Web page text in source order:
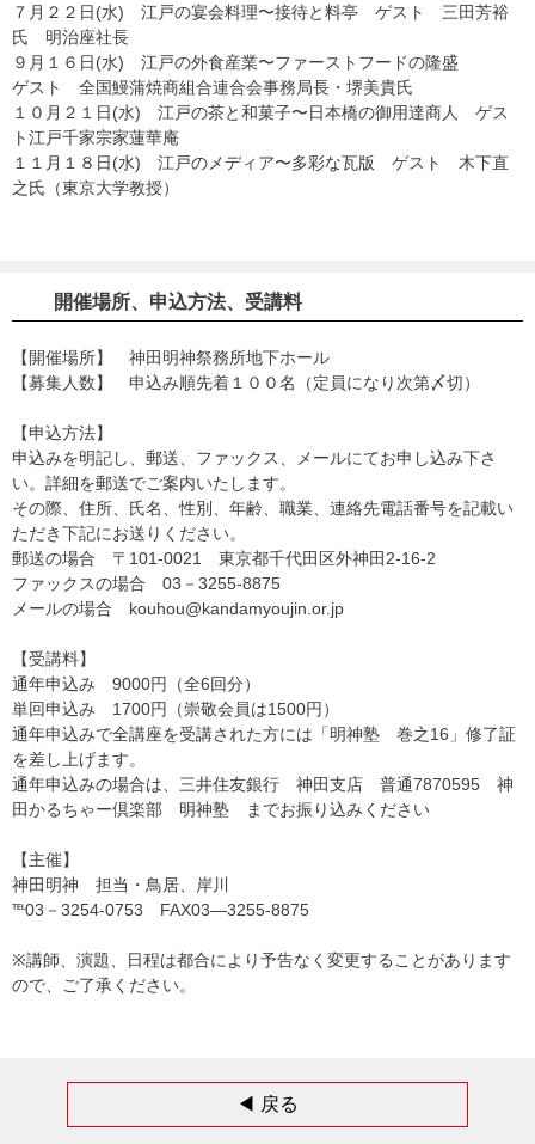
７月２２日(水) 江戸の宴会料理〜接待と料亭 ゲスト 三田芳裕
氏 明治座社長
９月１６日(水) 江戸の外食産業〜ファーストフードの隆盛
ゲスト 全国鰻蒲焼商組合連合会事務局長・堺美貴氏
１０月２１日(水) 江戸の茶と和菓子〜日本橋の御用達商人 ゲス
ト江戸千家宗家蓮華庵
１１月１８日(水) 江戸のメディア〜多彩な瓦版 ゲスト 木下直
之氏（東京大学教授）
開催場所、申込方法、受講料
【開催場所】 神田明神祭務所地下ホール
【募集人数】 申込み順先着１００名（定員になり次第〆切）
【申込方法】
申込みを明記し、郵送、ファックス、メールにてお申し込み下さ
い。詳細を郵送でご案内いたします。
その際、住所、氏名、性別、年齢、職業、連絡先電話番号を記載い
ただき下記にお送りください。
郵送の場合 〒101-0021 東京都千代田区外神田2-16-2
ファックスの場合 03－3255-8875
メールの場合 kouhou@kandamyoujin.or.jp
【受講料】
通年申込み 9000円（全6回分）
単回申込み 1700円（崇敬会員は1500円）
通年申込みで全講座を受講された方には「明神塾 巻之16」修了証
を差し上げます。
通年申込みの場合は、三井住友銀行 神田支店 普通7870595 神
田かるちゃー倶楽部 明神塾 までお振り込みください
【主催】
神田明神 担当・鳥居、岸川
℡03－3254-0753 FAX03―3255-8875
※講師、演題、日程は都合により予告なく変更することがあります
ので、ご了承ください。
◀︎ 戻る